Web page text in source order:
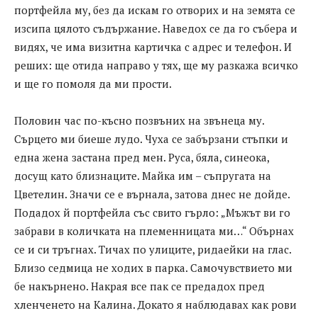
портфейла му, без да искам го отворих и на земята се
изсипа цялото съдържание. Наведох се да го събера и
видях, че има визитна картичка с адрес и телефон. И
реших: ще отида направо у тях, ще му разкажа всичко
и ще го помоля да ми прости.
Половин час по-късно позвъних на звънеца му.
Сърцето ми биеше лудо. Чуха се забързани стъпки и
една жена застана пред мен. Руса, бяла, синеока,
досущ като близнаците. Майка им – съпругата на
Цветелин. Значи се е върнала, затова днес не дойде.
Подадох й портфейла със свито гърло: „Мъжът ви го
забрави в количката на племенницата ми…“ Обърнах
се и си тръгнах. Тичах по улиците, ридаейки на глас.
Близо седмица не ходих в парка. Самочувствието ми
бе накърнено. Накрая все пак се предадох пред
хленченето на Калина. Докато я наблюдавах как рови